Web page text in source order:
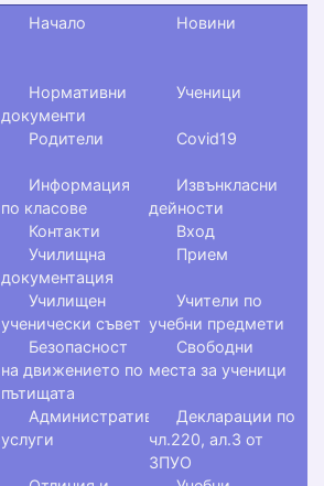
Начало Новини
Нормативни
документи
Ученици
Родители Covid19
Информация
по класове
Извънкласни
дейности
Контакти
Вход
Училищна
документация
Прием
Училищен
ученически съвет
Учители по
учебни предмети
Безопасност
на движението по
пътищата
Свободни
места за ученици
Административни
услуги
Декларации по
чл.220, ал.3 от
ЗПУО